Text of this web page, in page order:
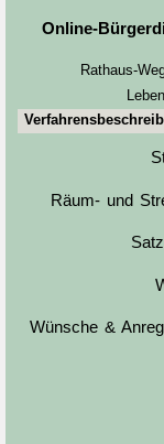
Online-
Rathaus-
Räum- und
Wünsche &